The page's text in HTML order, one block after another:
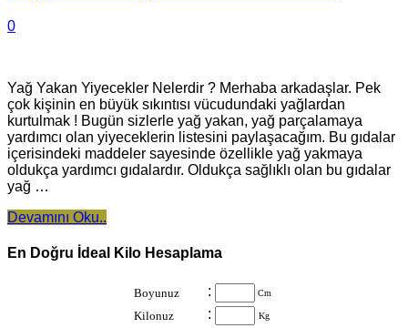
0
Yağ Yakan Yiyecekler Nelerdir ? Merhaba arkadaşlar. Pek
çok kişinin en büyük sıkıntısı vücudundaki yağlardan
kurtulmak ! Bugün sizlerle yağ yakan, yağ parçalamaya
yardımcı olan yiyeceklerin listesini paylaşacağım. Bu gıdalar
içerisindeki maddeler sayesinde özellikle yağ yakmaya
oldukça yardımcı gıdalardır. Oldukça sağlıklı olan bu gıdalar
yağ …
Devamını Oku..
En Doğru İdeal Kilo Hesaplama
Boyunuz : Cm
Kilonuz : Kg